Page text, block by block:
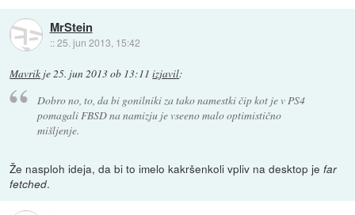
MrStein
::25. jun 2013, 15:42
Mavrik je25. jun 2013 ob 13:11 izjavil:
Dobro no, to, da bi gonilniki za tako namestki čip kot je v PS4
pomagali FBSD na namizju je vseeno malo optimistično
mišljenje.
Že nasploh ideja, da bi to imelo kakršenkoli vpliv na desktop jefar
fetched.